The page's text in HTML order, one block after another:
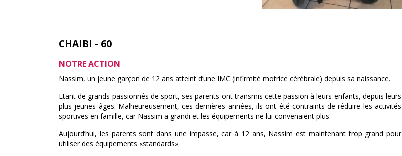
CHAIBI - 60
NOTRE ACTION
Nassim, un jeune garçon de 12 ans atteint d’une IMC (infirmité motrice cérébrale) depuis sa naissance.
Etant de grands passionnés de sport, ses parents ont transmis cette passion à leurs enfants, depuis leurs
plus jeunes âges. Malheureusement, ces dernières années, ils ont été contraints de réduire les activités
sportives en famille, car Nassim a grandi et les équipements ne lui convenaient plus.
Aujourd’hui, les parents sont dans une impasse, car à 12 ans, Nassim est maintenant trop grand pour
utiliser des équipements «standards».